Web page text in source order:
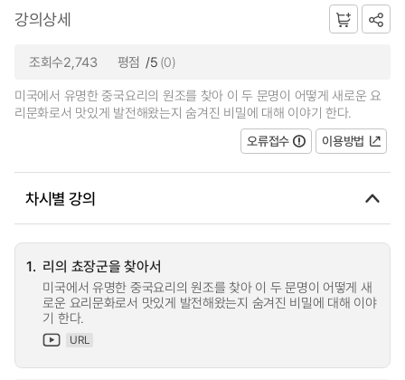
강의상세
조회수2,743 평점 /5 (0)
미국에서 유명한 중국요리의 원조를 찾아 이 두 문명이 어떻게 새로운 요
리문화로서 맛있게 발전해왔는지 숨겨진 비밀에 대해 이야기 한다.
오류접수
이용방법
차시별 강의
1. 리의 쵸장군을 찾아서
미국에서 유명한 중국요리의 원조를 찾아 이 두 문명이 어떻게 새
로운 요리문화로서 맛있게 발전해왔는지 숨겨진 비밀에 대해 이야
기 한다.
URL